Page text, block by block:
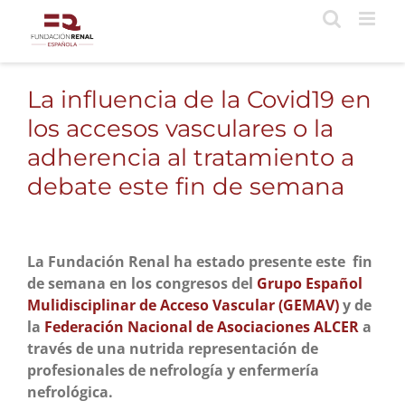
contenido
La influencia de la Covid19 en
los accesos vasculares o la
adherencia al tratamiento a
debate este fin de semana
La Fundación Renal ha estado presente este fin
de semana en los congresos del Grupo Español
Mulidisciplinar de Acceso Vascular (GEMAV)y de
la Federación Nacional de Asociaciones ALCERa
través de una nutrida representación de
profesionales de nefrología y enfermería
nefrológica.